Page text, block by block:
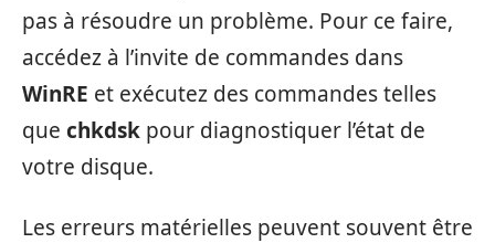
pas à résoudre un problème. Pour ce faire,
accédez à l’invite de commandes dans
WinRE et exécutez des commandes telles
que chkdsk pour diagnostiquer l’état de
votre disque.
Les erreurs matérielles peuvent souvent être